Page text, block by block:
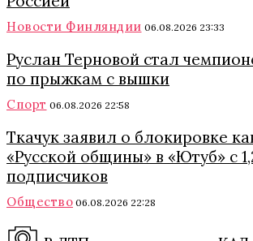
Новости Финляндии 06.08.2026 23:33
Руслан Терновой стал
по прыжкам с вышки
Спорт 06.08.2026 22:58
Ткачук заявил о блокировке
«Русской общины» в «Ютуб» с
подписчиков
Общество 06.08.2026 22:28